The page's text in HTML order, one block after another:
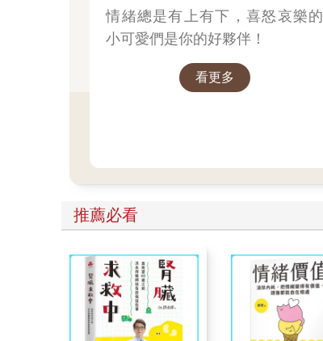
情緒總是有上有下，喜怒哀樂的
小可愛們是你的好夥伴！
看更多
推薦必看